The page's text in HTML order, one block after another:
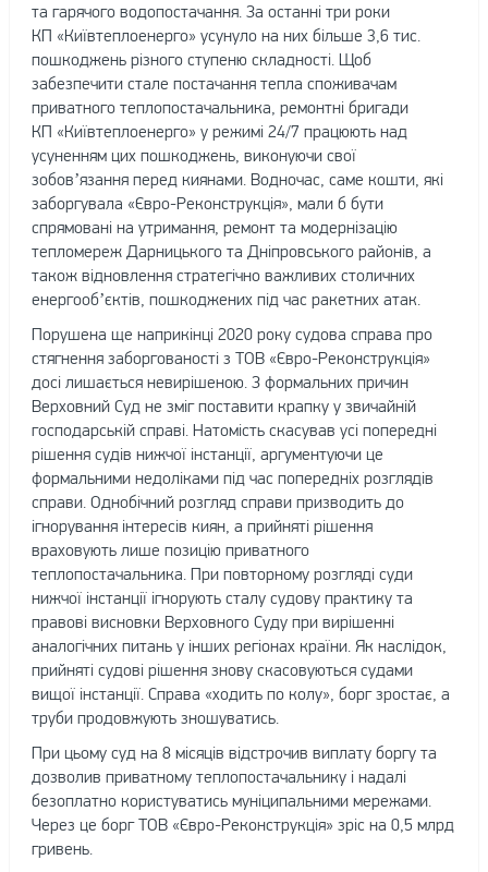
та гарячого водопостачання. За останні три роки
КП «Київтеплоенерго» усунуло на них більше 3,6 тис.
пошкоджень різного ступеню складності. Щоб
забезпечити стале постачання тепла споживачам
приватного теплопостачальника, ремонтні бригади
КП «Київтеплоенерго» у режимі 24/7 працюють над
усуненням цих пошкоджень, виконуючи свої
зобов’язання перед киянами. Водночас, саме кошти, які
заборгувала «Євро-Реконструкція», мали б бути
спрямовані на утримання, ремонт та модернізацію
тепломереж Дарницького та Дніпровського районів, а
також відновлення стратегічно важливих столичних
енергооб’єктів, пошкоджених під час ракетних атак.
Порушена ще наприкінці 2020 року судова справа про
стягнення заборгованості з ТОВ «Євро-Реконструкція»
досі лишається невирішеною. З формальних причин
Верховний Суд не зміг поставити крапку у звичайній
господарській справі. Натомість скасував усі попередні
рішення судів нижчої інстанції, аргументуючи це
формальними недоліками під час попередніх розглядів
справи. Однобічний розгляд справи призводить до
ігнорування інтересів киян, а прийняті рішення
враховують лише позицію приватного
теплопостачальника. При повторному розгляді суди
нижчої інстанції ігнорують сталу судову практику та
правові висновки Верховного Суду при вирішенні
аналогічних питань у інших регіонах країни. Як наслідок,
прийняті судові рішення знову скасовуються судами
вищої інстанції. Справа «ходить по колу», борг зростає, а
труби продовжують зношуватись.
При цьому суд на 8 місяців відстрочив виплату боргу та
дозволив приватному теплопостачальнику і надалі
безоплатно користуватись муніципальними мережами.
Через це борг ТОВ «Євро-Реконструкція» зріс на 0,5 млрд
гривень.